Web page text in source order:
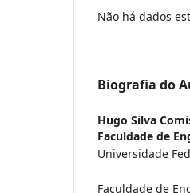
Não há dados
Biografia do
Hugo Silva
Faculdade de
Universidade
Faculdade de